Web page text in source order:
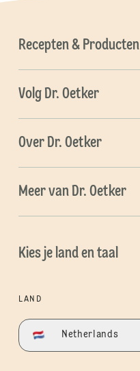
Recepten & Producten
Volg Dr. Oetker
Over Dr. Oetker
Meer van Dr. Oetker
Kies je land en taal
LAND
Netherlands